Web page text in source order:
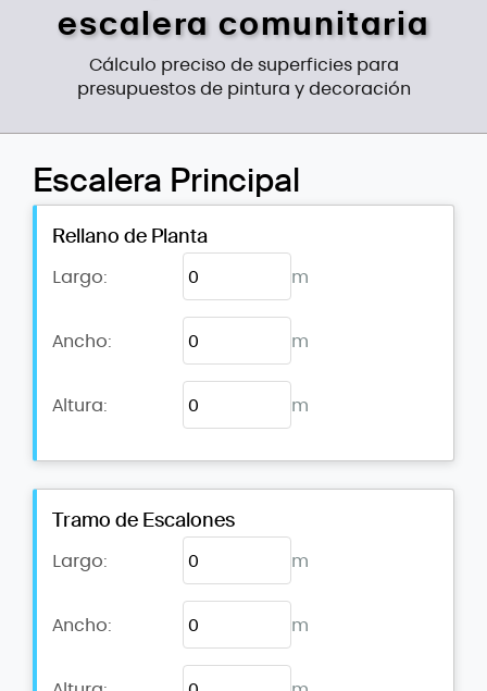
escalera comunitaria
Cálculo preciso de superficies para
presupuestos de pintura y decoración
Escalera Principal
Rellano de Planta
Largo: m
Ancho: m
Altura: m
Tramo de Escalones
Largo: m
Ancho: m